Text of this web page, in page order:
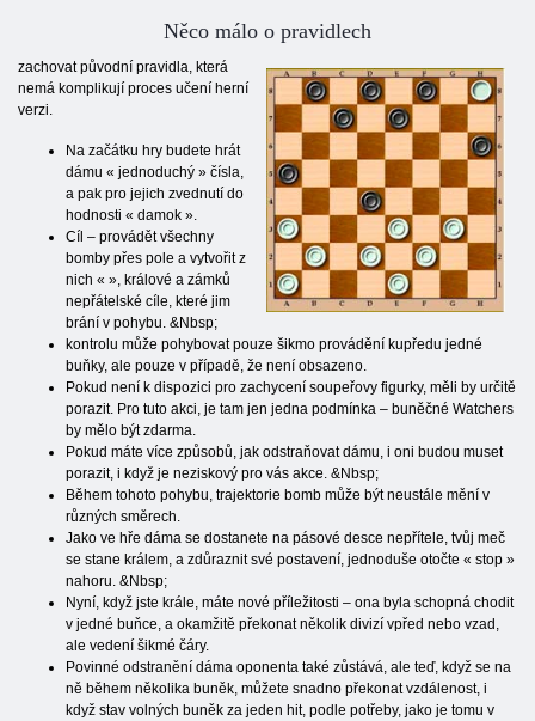
Něco málo o pravidlech
zachovat původní pravidla, která
nemá komplikují proces učení herní
verzi.
Na začátku hry budete hrát
dámu « jednoduchý » čísla,
a pak pro jejich zvednutí do
hodnosti « damok ».
Cíl – provádět všechny
bomby přes pole a vytvořit z
nich « », králové a zámků
nepřátelské cíle, které jim
brání v pohybu. &Nbsp;
kontrolu může pohybovat pouze šikmo provádění kupředu jedné
buňky, ale pouze v případě, že není obsazeno.
Pokud není k dispozici pro zachycení soupeřovy figurky, měli by určitě
porazit. Pro tuto akci, je tam jen jedna podmínka – buněčné Watchers
by mělo být zdarma.
Pokud máte více způsobů, jak odstraňovat dámu, i oni budou muset
porazit, i když je neziskový pro vás akce. &Nbsp;
Během tohoto pohybu, trajektorie bomb může být neustále mění v
různých směrech.
Jako ve hře dáma se dostanete na pásové desce nepřítele, tvůj meč
se stane králem, a zdůraznit své postavení, jednoduše otočte « stop »
nahoru. &Nbsp;
Nyní, když jste krále, máte nové příležitosti – ona byla schopná chodit
v jedné buňce, a okamžitě překonat několik divizí vpřed nebo vzad,
ale vedení šikmé čáry.
Povinné odstranění dáma oponenta také zůstává, ale teď, když se na
ně během několika buněk, můžete snadno překonat vzdálenost, i
když stav volných buněk za jeden hit, podle potřeby, jako je tomu v